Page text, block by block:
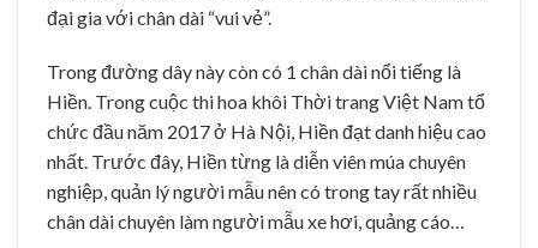
đại gia với chân dài “vui vẻ”.
Trong đường dây này còn có 1 chân dài nổi tiếng là
Hiền. Trong cuộc thi hoa khôi Thời trang Việt Nam tổ
chức đầu năm 2017 ở Hà Nội, Hiền đạt danh hiệu cao
nhất. Trước đây, Hiền từng là diễn viên múa chuyên
nghiệp, quản lý người mẫu nên có trong tay rất nhiều
chân dài chuyên làm người mẫu xe hơi, quảng cáo…